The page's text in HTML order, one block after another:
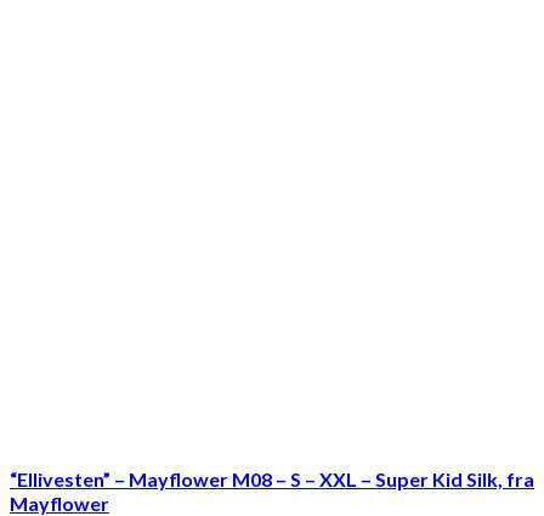
“Ellivesten” – Mayflower M08 – S – XXL – Super Kid Silk, fra
Mayflower